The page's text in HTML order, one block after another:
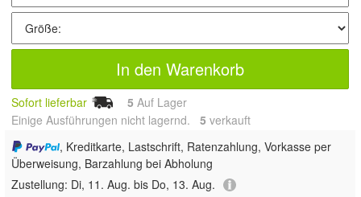
In den Warenkorb
Sofort lieferbar 5 Auf Lager
Einige Ausführungen nicht lagernd. 5 verkauft
, Kreditkarte, Lastschrift, Ratenzahlung, Vorkasse per
Überweisung, Barzahlung bei Abholung
Zustellung: Di, 11. Aug. bis Do, 13. Aug.